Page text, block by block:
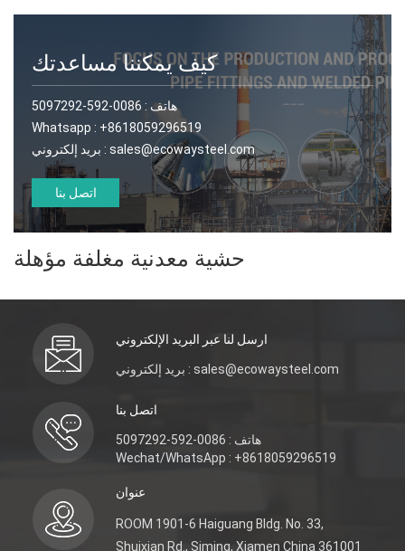
كيف يمكننا مساعدتك
هاتف : 0086-592-5097292
Whatsapp : +8618059296519
بريد إلكتروني : sales@ecowaysteel.com
اتصل بنا
حشية معدنية مغلفة مؤهلة
ارسل لنا عبر البريد الإلكتروني
بريد إلكتروني : sales@ecowaysteel.com
اتصل بنا
هاتف : 0086-592-5097292
Wechat/WhatsApp : +8618059296519
عنوان
ROOM 1901-6 Haiguang Bldg. No. 33,
Shuixian Rd., Siming, Xiamen China 361001